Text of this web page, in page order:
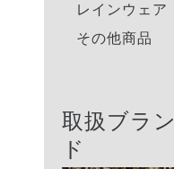
レインウェア
その他商品
取扱ブラン
ド